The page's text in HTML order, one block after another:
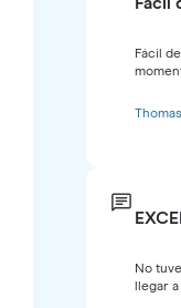
Fácil
No
llegar